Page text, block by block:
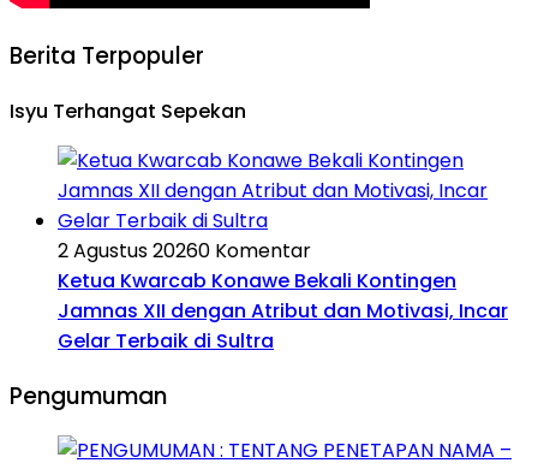
Berita Terpopuler
Isyu Terhangat Sepekan
2 Agustus 20260 Komentar
Ketua Kwarcab Konawe Bekali Kontingen
Jamnas XII dengan Atribut dan Motivasi, Incar
Gelar Terbaik di Sultra
Pengumuman